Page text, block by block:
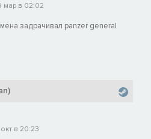
мар в 02:02
задрачивал panzer general
в 20:23